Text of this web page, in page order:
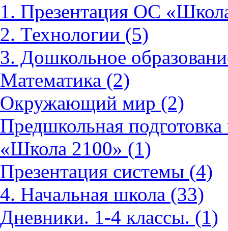
1. Презентация ОС
2. Технологии (5)
3. Дошкольное
Математика (2)
Окружающий мир (2)
Предшкольная
«Школа 2100» (1)
Презентация системы (4)
4. Начальная школа (33)
Дневники. 1-4 классы. (1)